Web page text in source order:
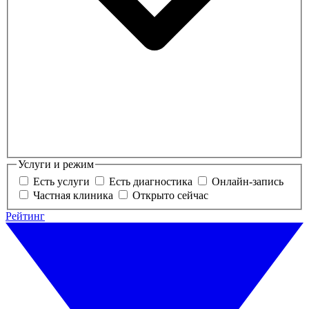
Услуги и режим
Есть услуги
Есть диагностика
Онлайн-запись
Частная клиника
Открыто сейчас
Рейтинг